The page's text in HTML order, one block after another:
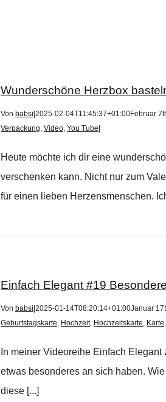
Wunderschöne Herzbox
Von babsi 2025-02-04T11:45:37+01:00Februar
Verpackung, Video, You Tube
Heute möchte ich dir eine
verschenken kann. Nicht nur zum
für einen lieben Herzensmenschen.
Einfach Elegant #19
Von babsi 2025-01-14T08:20:14+01:00Januar
Geburtstagskarte, Hochzeit, Hochzeitskarte, Karte,
In meiner Videoreihe Einfach
etwas besonderes an sich haben.
diese [...]